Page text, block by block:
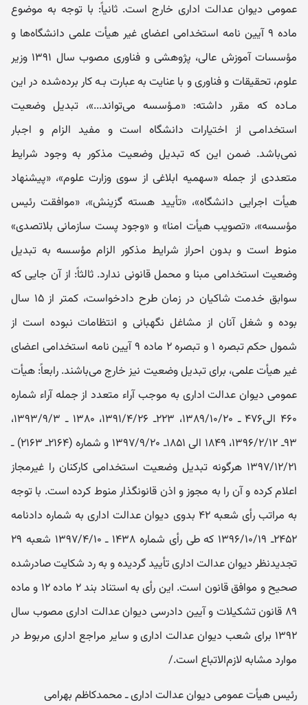
عمومی دیوان عدالت اداری خارج است. ثانیاً: با توجه به موضوع
ماده ۹ آیین‌ نامه استخدامی اعضای غیر هیأت علمی دانشگاه‌ها و
مؤسسات آموزش عالی، پژوهشی و فناوری مصوب سال ۱۳۹۱ وزیر
علوم، تحقیقات و فناوری و با عنایت به عبارت بـه کار برده‌شده در این
مـاده که مقرر داشته: «مـؤسسه می‌تواند...»، تبدیل وضعیت
استخدامـی از اختیارات دانشگاه است و مفید الزام و اجبار
نمی‌باشد. ضمن این که تبدیل وضعیت مذکور به وجود شرایط
متعددی از جمله «سهمیه ابلاغی از سوی وزارت علوم»، «پیشنهاد
هیأت اجرایی دانشگاه»، «تأیید هسته گزینش»، «موافقت رئیس
مؤسسه»، «تصویب هیأت امنا» و «وجود پست سازمانی بلاتصدی»
منوط است و بدون احراز شرایط مذکور الزام مؤسسه به تبدیل
وضعیت استخدامی مبنا و محمل قانونی ندارد. ثالثاً: از آن جایی که
سوابق خدمت شاکیان در زمان طرح دادخواست، کمتر از ۱۵ سال
بوده و شغل آنان از مشاغل نگهبانی و انتظامات نبوده است از
شمول حکم تبصره ۱ و تبصره ۲ ماده ۹ آیین‌ نامه استخدامی اعضای
غیر هیأت علمی، برای تبدیل وضعیت نیز خارج می‌باشند. رابعاً: هیأت
عمومی دیوان عدالت اداری به موجب آراء متعدد از جمله آراء شماره
۴۶۰ الی۴۷۶ ـ ۱۳۸۹/۱۰/۲۰، ۲۲۳ـ ۱۳۹۱/۴/۲۶، ۱۳۸۰ ـ ۱۳۹۳/۹/۳،
۹۳ـ ۱۳۹۶/۲/۱۲، ۱۸۴۹ الی ۱۸۵۱ـ ۱۳۹۷/۹/۲۰ و شماره (۲۱۶۴ـ ۲۱۶۳) ـ
۱۳۹۷/۱۲/۲۱ هرگونه تبدیل وضعیت استخدامی کارکنان را غیرمجاز
اعلام کرده و آن را به مجوز و اذن قانونگذار منوط کرده است. با توجه
به مراتب رأی شعبه ۴۲ بدوی دیوان عدالت اداری به شماره دادنامه
۲۴۵۲ـ ۱۳۹۶/۱۰/۱۹ که طی رأی شماره ۱۴۳۸ ـ ۱۳۹۷/۴/۱۰ شعبه ۲۹
تجدیدنظر دیوان عدالت اداری تأیید گردیده و به رد شکایت صادر‌شده
صحیح و موافق قانون است. این رأی به استناد بند ۲ ماده ۱۲ و ماده
۸۹ قانون تشکیلات و آیین دادرسی دیوان عدالت اداری مصوب سال
۱۳۹۲ برای شعب دیوان عدالت اداری و سایر مراجع اداری مربوط در
موارد مشابه لازم‌الاتباع است./
رئیس هیأت عمومی دیوان عدالت اداری ـ محمدکاظم بهرامی